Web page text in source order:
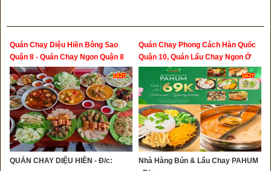
Quán Chay Diệu Hiền Bông Sao
Quận 8 - Quán Chay Ngon Quận 8
QUÁN CHAY DIỆU HIỀN - Đ/c:
Quán Chay Phong Cách Hàn Quốc
Quận 10, Quán Lẩu Chay Ngon Ở
Sài Gòn
Nhà Hàng Bún & Lẩu Chay PAHUM